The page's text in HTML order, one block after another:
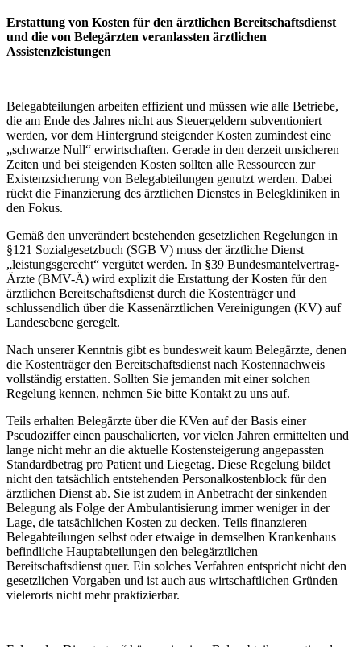
Erstattung von Kosten für den ärztlichen Bereitschaftsdienst
und die von Belegärzten veranlassten ärztlichen
Assistenzleistungen
Belegabteilungen arbeiten effizient und müssen wie alle Betriebe,
die am Ende des Jahres nicht aus Steuergeldern subventioniert
werden, vor dem Hintergrund steigender Kosten zumindest eine
„schwarze Null“ erwirtschaften. Gerade in den derzeit unsicheren
Zeiten und bei steigenden Kosten sollten alle Ressourcen zur
Existenzsicherung von Belegabteilungen genutzt werden. Dabei
rückt die Finanzierung des ärztlichen Dienstes in Belegkliniken in
den Fokus.
Gemäß den unverändert bestehenden gesetzlichen Regelungen in
§121 Sozialgesetzbuch (SGB V) muss der ärztliche Dienst
„leistungsgerecht“ vergütet werden. In §39 Bundesmantelvertrag-
Ärzte (BMV-Ä) wird explizit die Erstattung der Kosten für den
ärztlichen Bereitschaftsdienst durch die Kostenträger und
schlussendlich über die Kassenärztlichen Vereinigungen (KV) auf
Landesebene geregelt.
Nach unserer Kenntnis gibt es bundesweit kaum Belegärzte, denen
die Kostenträger den Bereitschaftsdienst nach Kostennachweis
vollständig erstatten. Sollten Sie jemanden mit einer solchen
Regelung kennen, nehmen Sie bitte Kontakt zu uns auf.
Teils erhalten Belegärzte über die KVen auf der Basis einer
Pseudoziffer einen pauschalierten, vor vielen Jahren ermittelten und
lange nicht mehr an die aktuelle Kostensteigerung angepassten
Standardbetrag pro Patient und Liegetag. Diese Regelung bildet
nicht den tatsächlich entstehenden Personalkostenblock für den
ärztlichen Dienst ab. Sie ist zudem in Anbetracht der sinkenden
Belegung als Folge der Ambulantisierung immer weniger in der
Lage, die tatsächlichen Kosten zu decken. Teils finanzieren
Belegabteilungen selbst oder etwaige in demselben Krankenhaus
befindliche Hauptabteilungen den belegärztlichen
Bereitschaftsdienst quer. Ein solches Verfahren entspricht nicht den
gesetzlichen Vorgaben und ist auch aus wirtschaftlichen Gründen
vielerorts nicht mehr praktizierbar.